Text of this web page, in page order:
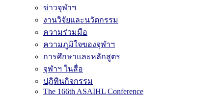
ข่าวจุฬาฯ
งานวิจัยและนวัตกรรม
ความร่วมมือ
ความภูมิใจของจุฬาฯ
การศึกษาและหลักสูตร
จุฬาฯ ในสื่อ
ปฏิทินกิจกรรม
The 166th ASAIHL Conference